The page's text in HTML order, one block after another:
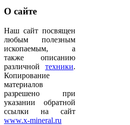
О сайте
Наш сайт посвящен
любым полезным
ископаемым, а
также описанию
различной техники.
Копирование
материалов
разрешено при
указании обратной
ссылки на сайт
www.x-mineral.ru